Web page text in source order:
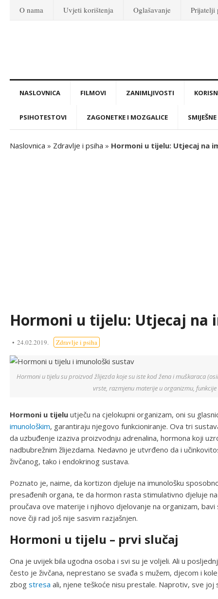
O nama Uvjeti korištenja Oglašavanje Prijatelji
NASLOVNICA FILMOVI ZANIMLJIVOSTI
PSIHOTESTOVI ZAGONETKE I MOZGALICE
Naslovnica » Zdravlje i psiha » Hormoni u tijelu: Utjecaj na
Hormoni u tijelu: Utjecaj na
24.02.2019. Zdravlje i psiha
Hormoni u tijelu su proizvod žlijezda koje su iste kod žena i muškaraca
vrste, razmjenu materije u organizmu,
Hormoni u tijelu utječu na cjelokupni organizam, oni su
imunološkim, garantiraju njegovo funkcioniranje. Ova tri
da uzbuđenje izaziva proizvodnju adrenalina, hormona koji
nadbubrežnim žlijezdama. Nedavno je utvrđeno da i
živčanog, tako i endokrinog sustava.
Poznato je, naime, da kortizon djeluje na imunološku
presađenih organa, te da hormon rasta stimulativno djeluje
proučava ove materije i njihovo djelovanje na organizam, bavi
nove čiji rad još nije sasvim razjašnjen.
Hormoni u tijelu – prvi slučaj
Ona je uvijek bila ugodna osoba i svi su je voljeli. Ali u
često je živčana, neprestano se svađa s mužem, djecom i
zbog stresa ali, njene teškoće nisu prestale. Naprotiv, sve joj